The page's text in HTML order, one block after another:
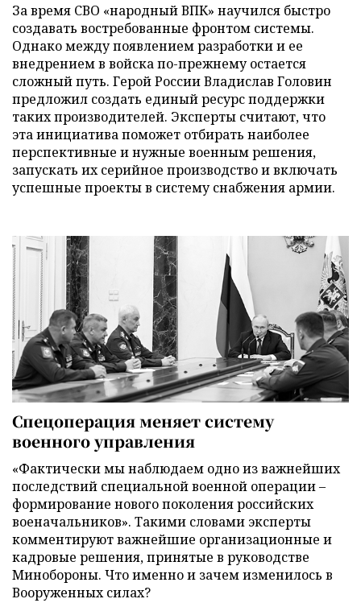
За время СВО «народный ВПК» научился быстро
создавать востребованные фронтом системы.
Однако между появлением разработки и ее
внедрением в войска по-прежнему остается
сложный путь. Герой России Владислав Головин
предложил создать единый ресурс поддержки
таких производителей. Эксперты считают, что
эта инициатива поможет отбирать наиболее
перспективные и нужные военным решения,
запускать их серийное производство и включать
успешные проекты в систему снабжения армии.
Спецоперация меняет систему
военного управления
«Фактически мы наблюдаем одно из важнейших
последствий специальной военной операции –
формирование нового поколения российских
военачальников». Такими словами эксперты
комментируют важнейшие организационные и
кадровые решения, принятые в руководстве
Минобороны. Что именно и зачем изменилось в
Вооруженных силах?